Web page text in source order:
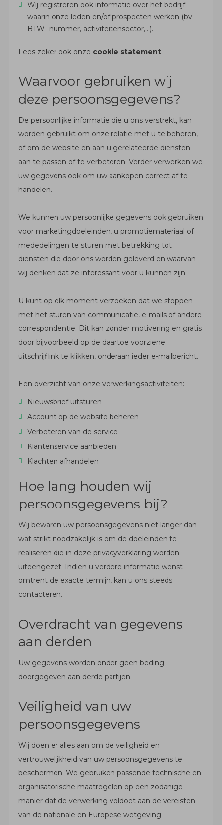
Wij registreren ook informatie over het bedrijf
waarin onze leden en/of prospecten werken (bv:
BTW- nummer, activiteitensector,…).
Lees zeker ook onze cookie statement.
Waarvoor gebruiken wij
deze persoonsgegevens?
De persoonlijke informatie die u ons verstrekt, kan
worden gebruikt om onze relatie met u te beheren,
of om de website en aan u gerelateerde diensten
aan te passen of te verbeteren. Verder verwerken we
uw gegevens ook om uw aankopen correct af te
handelen.
We kunnen uw persoonlijke gegevens ook gebruiken
voor marketingdoeleinden, u promotiemateriaal of
mededelingen te sturen met betrekking tot
diensten die door ons worden geleverd en waarvan
wij denken dat ze interessant voor u kunnen zijn.
U kunt op elk moment verzoeken dat we stoppen
met het sturen van communicatie, e-mails of andere
correspondentie. Dit kan zonder motivering en gratis
door bijvoorbeeld op de daartoe voorziene
uitschrijflink te klikken, onderaan ieder e-mailbericht.
Een overzicht van onze verwerkingsactiviteiten:
Nieuwsbrief uitsturen
Account op de website beheren
Verbeteren van de service
Klantenservice aanbieden
Klachten afhandelen
Hoe lang houden wij
persoonsgegevens bij?
Wij bewaren uw persoonsgegevens niet langer dan
wat strikt noodzakelijk is om de doeleinden te
realiseren die in deze privacyverklaring worden
uiteengezet. Indien u verdere informatie wenst
omtrent de exacte termijn, kan u ons steeds
contacteren.
Overdracht van gegevens
aan derden
Uw gegevens worden onder geen beding
doorgegeven aan derde partijen.
Veiligheid van uw
persoonsgegevens
Wij doen er alles aan om de veiligheid en
vertrouwelijkheid van uw persoonsgegevens te
beschermen. We gebruiken passende technische en
organisatorische maatregelen op een zodanige
manier dat de verwerking voldoet aan de vereisten
van de nationale en Europese wetgeving